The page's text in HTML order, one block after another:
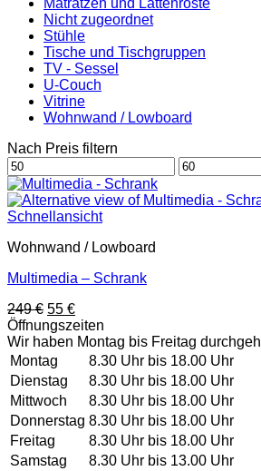
Matratzen und Lattenroste
Nicht zugeordnet
Stühle
Tische und Tischgruppen
TV - Sessel
U-Couch
Vitrine
Wohnwand / Lowboard
Nach Preis filtern
Min.
Preis
Max.
Preis
Schnellansicht
Wohnwand / Lowboard
Multimedia – Schrank
249€ Ursprünglicher
Preis
war:
249 €
55 €Aktueller
Preis
ist:
55 €.
Öffnungszeiten
Wir haben Montag bis Freitag
Montag
8.30 Uhr bis 18.00 Uhr
Dienstag
8.30 Uhr bis 18.00 Uhr
Mittwoch
8.30 Uhr bis 18.00 Uhr
Donnerstag 8.30 Uhr bis 18.00 Uhr
Freitag
8.30 Uhr bis 18.00 Uhr
Samstag
8.30 Uhr bis 13.00 Uhr